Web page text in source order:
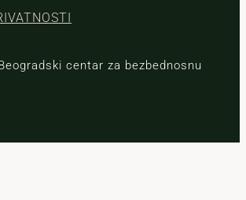
centar za bezbednosnu